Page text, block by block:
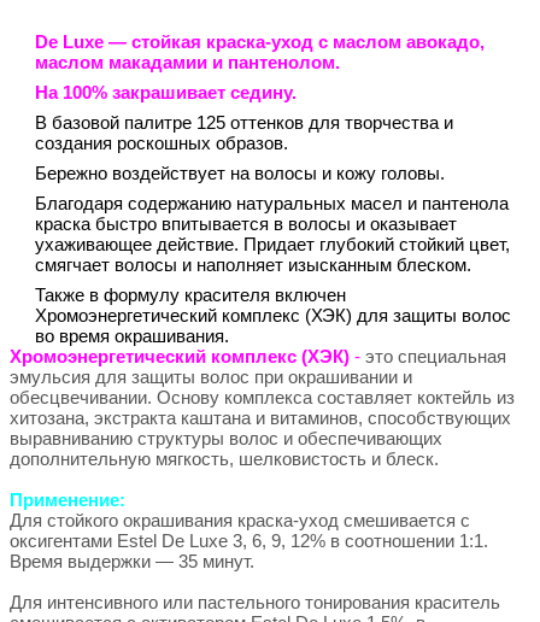
De Luxe — стойкая краска-уход с маслом авокадо,
маслом макадамии и пантенолом.
На 100% закрашивает седину.
В базовой палитре 125 оттенков для творчества и
создания роскошных образов.
Бережно воздействует на волосы и кожу головы.
Благодаря содержанию натуральных масел и пантенола
краска быстро впитывается в волосы и оказывает
ухаживающее действие. Придает глубокий стойкий цвет,
смягчает волосы и наполняет изысканным блеском.
Также в формулу красителя включен
Хромоэнергетический комплекс (ХЭК) для защиты волос
во время окрашивания.
Хромоэнергетический комплекс (ХЭК) - это специальная
эмульсия для защиты волос при окрашивании и
обесцвечивании. Основу комплекса составляет коктейль из
хитозана, экстракта каштана и витаминов, способствующих
выравниванию структуры волос и обеспечивающих
дополнительную мягкость, шелковистость и блеск.
Применение:
Для стойкого окрашивания краска-уход смешивается с
оксигентами Estel De Luxe 3, 6, 9, 12% в соотношении 1:1.
Время выдержки — 35 минут.
Для интенсивного или пастельного тонирования краситель